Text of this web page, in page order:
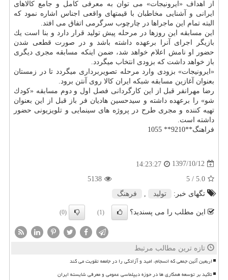
از اهداف «ایرونیجات» می توان به معرفی كامل و جامع كالاهای
ایرانی و آشنایی مخاطبان با قیمتهای واقعی اجناس اشاره نمود كه
البته تمام این ماجراها در چارچوب سرگرمی اتفاق می افتد.
این مسابقه این روزها در مرحله پیش تولید قرار دارد و بنا است یك
بازیگر اجرای آنرا برعهده داشته باشد و در صورت قطعی شدن
حضور او نامش اعلام خواهد شد، ضمن اینكه مسابقه مجری دیگری
باز خواهد داشت كه بزودی انتخاب میگردد.
«ایرونیجات» بزودی وارد مرحله تصویربرداری میگردد تا در زمستان
بعنوان آغازین مسابقه شبكه ایران كالا روی آنتن برود.
رضا مهرانفر قبل از این كارگردانی فصل اول و دوم مسابقه «كودك
شو» را برعهده داشته و سیدحسین هادیان فر باز قبل از این بعنوان
تهیه كننده و مجری طرح در پروژه های سینمایی و تلویزیونی حضور
داشته است.
فراهنگ**9210** 1055
1397/10/12
14:23:27
5.0
/ 5
5138
تگهای خبر:
تولید فرهنگ
این مطلب را می پسندید؟ (1)
(0)
تازه ترین مطالب مرتبط
اربعین آئین جمعی که انسجام، امید و آزادگی را در جامعه تقویت می کند
تاکید بر توسعه همکاری ها در حوزه دیپلماسی عمومی و معرفی شایسته ایران